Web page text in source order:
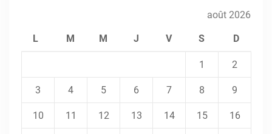
août 2026
L M M J V S D
1 2
3 4 5 6 7 8 9
10 11 12 13 14 15 16